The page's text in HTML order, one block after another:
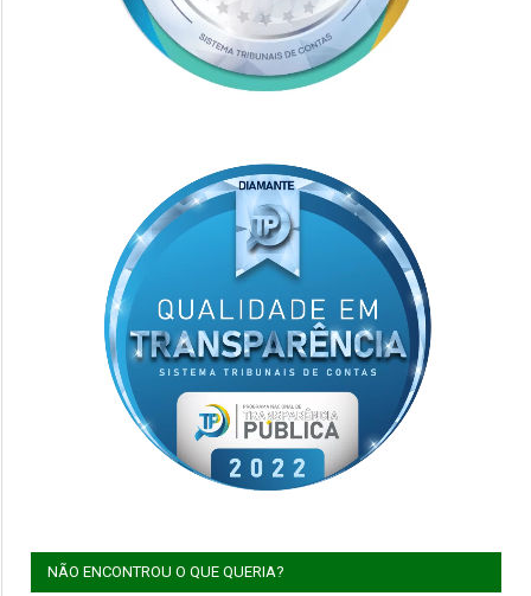
NÃO ENCONTROU O QUE QUERIA?